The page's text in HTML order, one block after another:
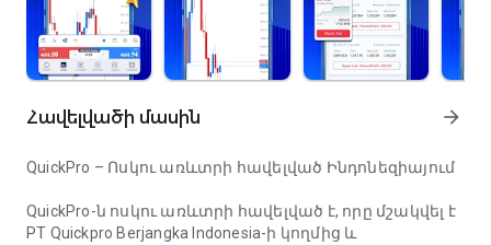
Հավելվածի մասին arrow_forward
QuickPro – Ոսկու առևտրի հավելված Ինդոնեզիայում
QuickPro-ն ոսկու առևտրի հավելված է, որը մշակվել է
PT Quickpro Berjangka Indonesia-ի կողմից և